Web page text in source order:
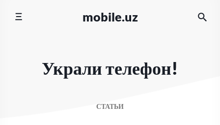
mobile.uz
Украли телефон!
СТАТЬИ